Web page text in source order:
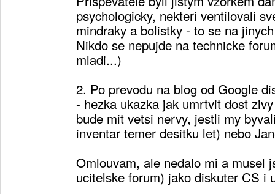
psychologicky, nekteri ventilovali
mindraky a bolistky - to se na
Nikdo se nepujde na technicke
mladi...)
2. Po prevodu na blog od Google
- hezka ukazka jak umrtvit dost
bude mit vetsi nervy, jestli my
inventar temer desitku let) nebo
Omlouvam, ale nedalo mi a musel
ucitelske forum) jako diskuter CS i